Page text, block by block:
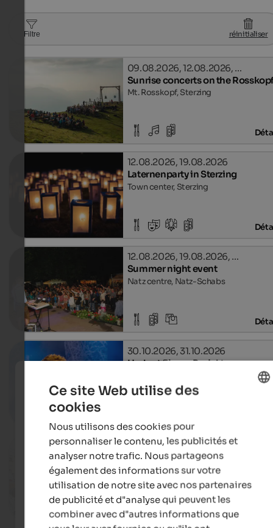
Filtre réinitialiser
09.08.2026, 12.08.2026, …
Sunrise concerts on the
Mt. Rosskopf, Sterzing
12.08.2026, 19.08.2026
Laternenparty in Sterzing
Town center, Sterzing
12.08.2026, 19.08.2026, …
Summer night event
Natz centre, Natz-Schabs
30.10.2026, 31.10.2026
Herbert Pixner Projekt
09.08.2026, 29.08.2026, …
Event Market SelberGMOCHT
St. Michael, Eppan an der Weinstraße
Ce site Web utilise des
cookies
Nous utilisons des cookies pour
personnaliser le contenu, les publicités et
analyser notre trafic. Nous partageons
également des informations sur votre
utilisation de notre site avec nos partenaires
de publicité et d"analyse qui peuvent les
combiner avec d"autres informations que